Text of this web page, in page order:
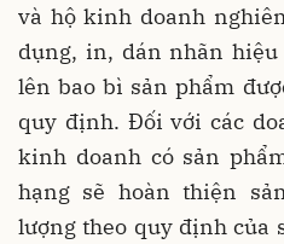
và hộ kinh doanh
dụng, in, dán nhãn hiệu
lên bao bì sản phẩm
quy định. Đối với các
kinh doanh có sản
hạng sẽ hoàn thiện
lượng theo quy định của